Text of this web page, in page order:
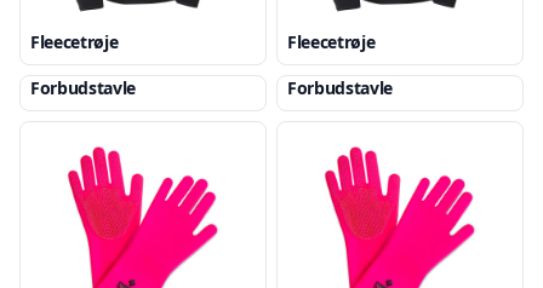
Fleecetrøje
Fleecetrøje
Forbudstavle
Forbudstavle